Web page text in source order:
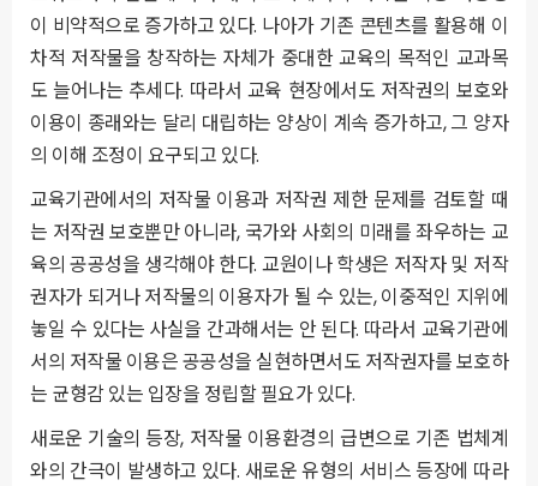
이 비약적으로 증가하고 있다. 나아가 기존 콘텐츠를 활용해 이
차적 저작물을 창작하는 자체가 중대한 교육의 목적인 교과목
도 늘어나는 추세다. 따라서 교육 현장에서도 저작권의 보호와
이용이 종래와는 달리 대립하는 양상이 계속 증가하고, 그 양자
의 이해 조정이 요구되고 있다.
교육기관에서의 저작물 이용과 저작권 제한 문제를 검토할 때
는 저작권 보호뿐만 아니라, 국가와 사회의 미래를 좌우하는 교
육의 공공성을 생각해야 한다. 교원이나 학생은 저작자 및 저작
권자가 되거나 저작물의 이용자가 될 수 있는, 이중적인 지위에
놓일 수 있다는 사실을 간과해서는 안 된다. 따라서 교육기관에
서의 저작물 이용은 공공성을 실현하면서도 저작권자를 보호하
는 균형감 있는 입장을 정립할 필요가 있다.
새로운 기술의 등장, 저작물 이용환경의 급변으로 기존 법체계
와의 간극이 발생하고 있다. 새로운 유형의 서비스 등장에 따라